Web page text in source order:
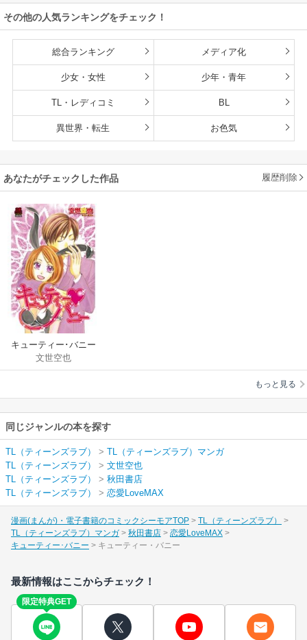
その他の人気ランキングをチェック！
総合ランキング メディア化
少女・女性 少年・青年
TL・レディコミ BL
異世界・転生 お色気
あなたがチェックした作品 履歴削除
キューティー･バニー
文世空也
もっと見る
同じジャンルの本を探す
TL（ティーンズラブ） > TL（ティーンズラブ）マンガ
TL（ティーンズラブ）
> 文世空也
TL（ティーンズラブ）
> 秋田書店
TL（ティーンズラブ）
> 恋愛LoveMAX
漫画(まんが)・電子書籍のコミックシーモアTOP
TL（ティーンズラブ）
TL（ティーンズラブ）マンガ
秋田書店
恋愛LoveMAX
キューティー･バニー
キューティー・バニー
最新情報はここからチェック！
限定特典GET